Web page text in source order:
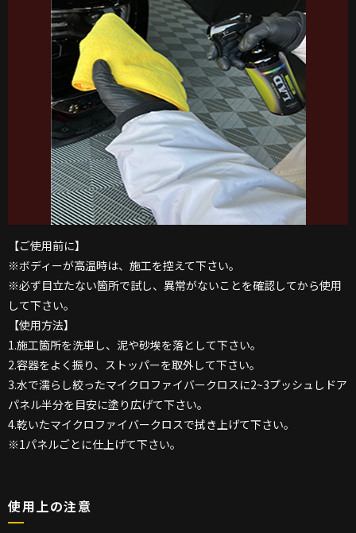
【ご使用前に】
※ボディーが高温時は、施工を控えて下さい。
※必ず目立たない箇所で試し、異常がないことを確認してから使用
して下さい。
【使用方法】
1.施工箇所を洗車し、泥や砂埃を落として下さい。
2.容器をよく振り、ストッパーを取外して下さい。
3.水で濡らし絞ったマイクロファイバークロスに2~3プッシュしドア
パネル半分を目安に塗り広げて下さい。
4.乾いたマイクロファイバークロスで拭き上げて下さい。
※1パネルごとに仕上げて下さい。
使用上の注意